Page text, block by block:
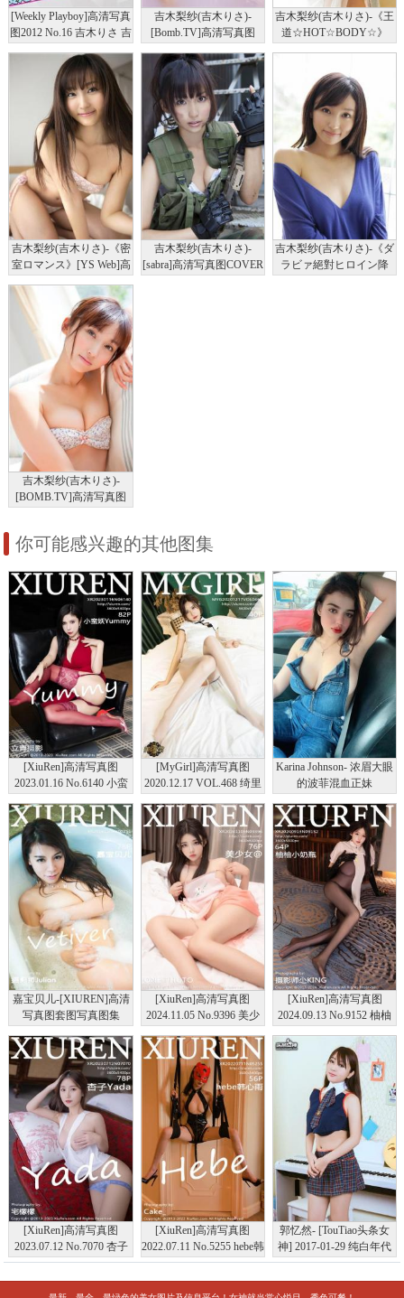
[Weekly Playboy]高清写真
图2012 No.16 吉木りさ 吉
吉木梨纱(吉木りさ)-
[Bomb.TV]高清写真图
吉木梨纱(吉木りさ)-《王
道☆HOT☆BODY☆》
吉木梨纱(吉木りさ)-《密
室ロマンス》[YS Web]高
吉木梨纱(吉木りさ)-
[sabra]高清写真图COVER
吉木梨纱(吉木りさ)-《ダ
ラビァ絕對ヒロイン降
吉木梨纱(吉木りさ)-
[BOMB.TV]高清写真图
你可能感兴趣的其他图集
[XiuRen]高清写真图
2023.01.16 No.6140 小蛮
[MyGirl]高清写真图
2020.12.17 VOL.468 绮里
Karina Johnson- 浓眉大眼
的波菲混血正妹
嘉宝贝儿-[XIUREN]高清
写真图套图写真图集
[XiuRen]高清写真图
2024.11.05 No.9396 美少
[XiuRen]高清写真图
2024.09.13 No.9152 柚柚
[XiuRen]高清写真图
2023.07.12 No.7070 杏子
Yada 主题拍摄
[XiuRen]高清写真图
2022.07.11 No.5255 hebe韩
心雨
郭忆然- [TouTiao头条女
神] 2017-01-29 纯白年代